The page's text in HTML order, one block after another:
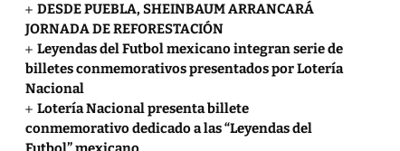
DESDE PUEBLA, SHEINBAUM ARRANCARÁ
JORNADA DE REFORESTACIÓN
Leyendas del Futbol mexicano integran serie de
billetes conmemorativos presentados por Lotería
Nacional
Lotería Nacional presenta billete
conmemorativo dedicado a las “Leyendas del